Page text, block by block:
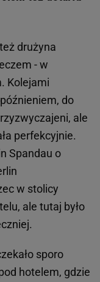
drużyna
- w
Kolejami
do
ale
perfekcyjnie.
Spandau o
w stolicy
ale tutaj było
sporo
hotelem, gdzie